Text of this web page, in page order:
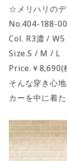
☆メリハリのデ
No.404-188-
Col. R3濃 / W5
Size.S / M / L
Price.￥8,690(
そんな穿き心
カーを中に着